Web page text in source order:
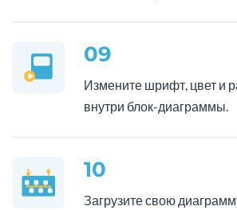
09
Измените шрифт, цвет и
внутри блок-диаграммы.
10
Загрузите свою